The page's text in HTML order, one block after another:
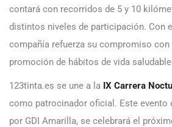
contará con recorridos de 5 y 10
distintos niveles de participación. Con
compañía refuerza su compromiso
promoción de hábitos de vida
123tinta.es se une a la IX Carrera
como patrocinador oficial. Este evento
por GDI Amarilla, se celebrará el